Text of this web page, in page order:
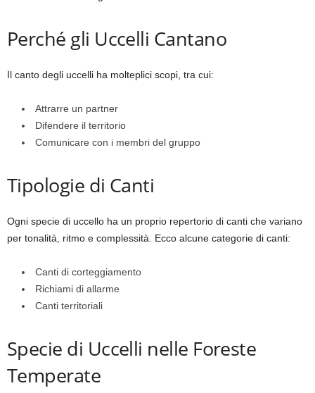
Perché gli Uccelli Cantano
Il canto degli uccelli ha molteplici scopi, tra cui:
Attrarre un partner
Difendere il territorio
Comunicare con i membri del gruppo
Tipologie di Canti
Ogni specie di uccello ha un proprio repertorio di canti che variano
per tonalità, ritmo e complessità. Ecco alcune categorie di canti:
Canti di corteggiamento
Richiami di allarme
Canti territoriali
Specie di Uccelli nelle Foreste
Temperate